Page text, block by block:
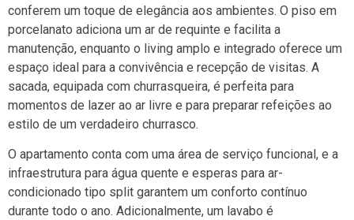
conferem um toque de elegância aos ambientes. O piso em
porcelanato adiciona um ar de requinte e facilita a
manutenção, enquanto o living amplo e integrado oferece um
espaço ideal para a convivência e recepção de visitas. A
sacada, equipada com churrasqueira, é perfeita para
momentos de lazer ao ar livre e para preparar refeições ao
estilo de um verdadeiro churrasco.
O apartamento conta com uma área de serviço funcional, e a
infraestrutura para água quente e esperas para ar-
condicionado tipo split garantem um conforto contínuo
durante todo o ano. Adicionalmente, um lavabo é